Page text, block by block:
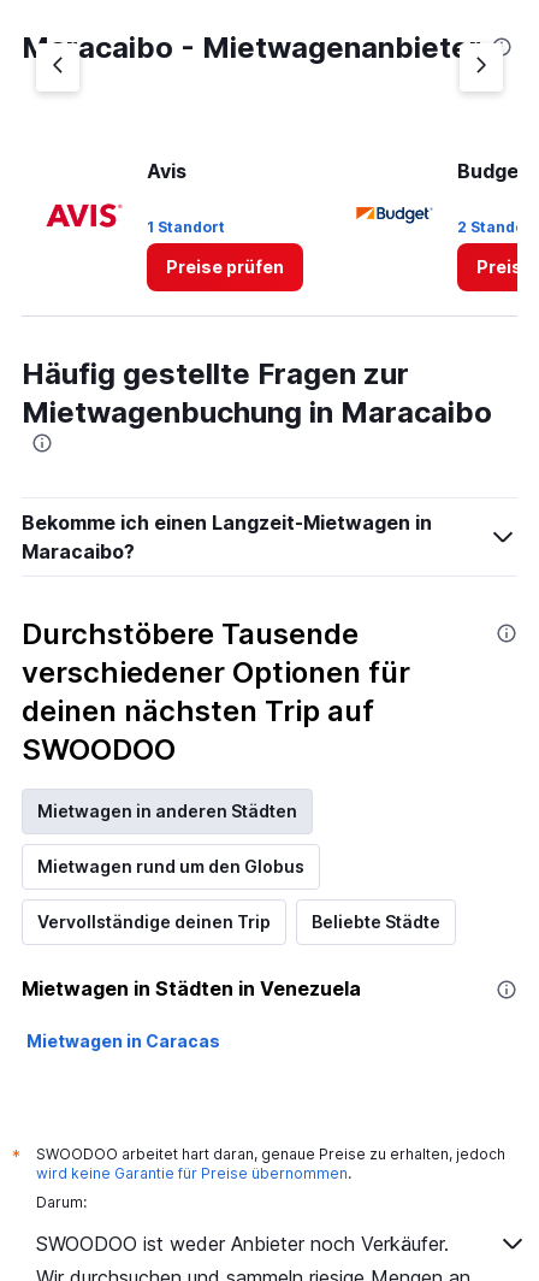
Maracaibo - Mietwagenanbieter
Avis
1 Standort
Preise prüfen
Budget
2
Preise
Häufig gestellte Fragen zur
Mietwagenbuchung in Maracaibo
Bekomme ich einen Langzeit-Mietwagen in
Maracaibo?
Durchstöbere Tausende
verschiedener Optionen für
deinen nächsten Trip auf
SWOODOO
Mietwagen in anderen Städten
Mietwagen rund um den Globus
Vervollständige deinen Trip Beliebte Städte
Mietwagen in Städten in Venezuela
Mietwagen in Caracas
*
SWOODOO arbeitet hart daran, genaue Preise zu erhalten, jedoch
wird keine Garantie für Preise übernommen.
Darum:
SWOODOO ist weder Anbieter noch Verkäufer.